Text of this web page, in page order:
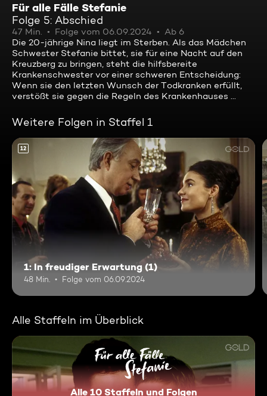
Für alle Fälle Stefanie
Folge 5: Abschied
47 Min. Folge vom 06.09.2024
Ab 6
Die 20-jährige Nina liegt im Sterben. Als das Mädchen
Schwester Stefanie bittet, sie für eine Nacht auf den
Kreuzberg zu bringen, steht die hilfsbereite
Krankenschwester vor einer schweren Entscheidung:
Wenn sie den letzten Wunsch der Todkranken erfüllt,
verstößt sie gegen die Regeln des Krankenhauses ...
Weitere Folgen in Staffel 1
12
1: In freudiger Erwartung (1)
48 Min. Folge vom 06.09.2024
Alle Staffeln im Überblick
Alle 10 Staffeln und Folgen